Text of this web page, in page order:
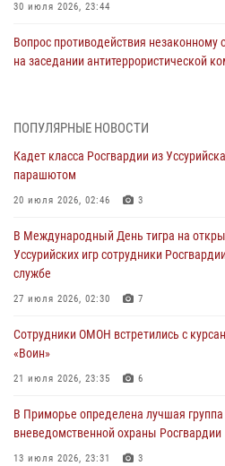
30 июля 2026, 23:44
Вопрос противодействия незаконному
на заседании антитеррористической
Во Владивостоке во дворе жилого дома
В День Крещения Руси в Князь-
ходом
28 июля 2026, 10:29
Росгвардейцы в Приморье приняли
28 июля 2026, 05:39
В Международный День тигра на
службе
ПОПУЛЯРНЫЕ НОВОСТИ
Кадет класса Росгвардии из
парашютом
20 июля 2026, 02:46 3
В Международный День тигра на
Уссурийских игр сотрудники
службе
27 июля 2026, 02:30 7
Сотрудники ОМОН встретились с
«Воин»
21 июля 2026, 23:35 6
В Приморье определена лучшая
вневедомственной охраны Росгвардии
13 июля 2026, 23:31 3